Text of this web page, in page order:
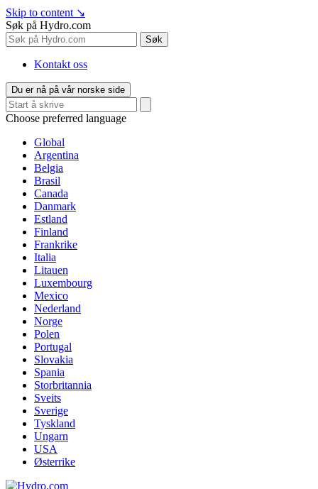
Skip to content ↘
Søk på Hydro.com
Søk
Kontakt oss
Du er nå på vår norske side
Choose preferred language
Global
Argentina
Belgia
Brasil
Canada
Danmark
Estland
Finland
Frankrike
Italia
Litauen
Luxembourg
Mexico
Nederland
Norge
Polen
Portugal
Slovakia
Spania
Storbritannia
Sveits
Sverige
Tyskland
Ungarn
USA
Østerrike